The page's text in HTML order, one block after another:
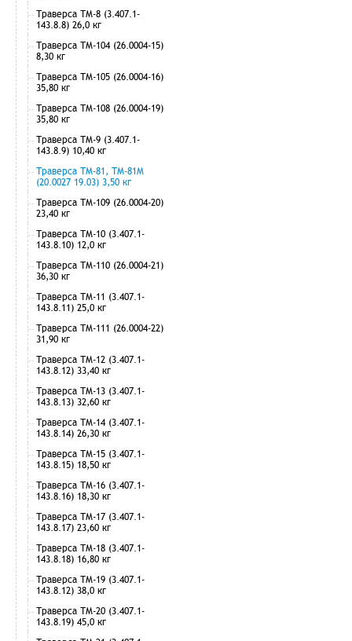
Траверса ТМ-8 (3.407.1-
143.8.8) 26,0 кг
Траверса ТМ-104 (26.0004-15)
8,30 кг
Траверса ТМ-105 (26.0004-16)
35,80 кг
Траверса ТМ-108 (26.0004-19)
35,80 кг
Траверса ТМ-9 (3.407.1-
143.8.9) 10,40 кг
Траверса ТМ-81, ТМ-81М
(20.0027 19.03) 3,50 кг
Траверса ТМ-109 (26.0004-20)
23,40 кг
Траверса ТМ-10 (3.407.1-
143.8.10) 12,0 кг
Траверса ТМ-110 (26.0004-21)
36,30 кг
Траверса ТМ-11 (3.407.1-
143.8.11) 25,0 кг
Траверса ТМ-111 (26.0004-22)
31,90 кг
Траверса ТМ-12 (3.407.1-
143.8.12) 33,40 кг
Траверса ТМ-13 (3.407.1-
143.8.13) 32,60 кг
Траверса ТМ-14 (3.407.1-
143.8.14) 26,30 кг
Траверса ТМ-15 (3.407.1-
143.8.15) 18,50 кг
Траверса ТМ-16 (3.407.1-
143.8.16) 18,30 кг
Траверса ТМ-17 (3.407.1-
143.8.17) 23,60 кг
Траверса ТМ-18 (3.407.1-
143.8.18) 16,80 кг
Траверса ТМ-19 (3.407.1-
143.8.12) 38,0 кг
Траверса ТМ-20 (3.407.1-
143.8.19) 45,0 кг